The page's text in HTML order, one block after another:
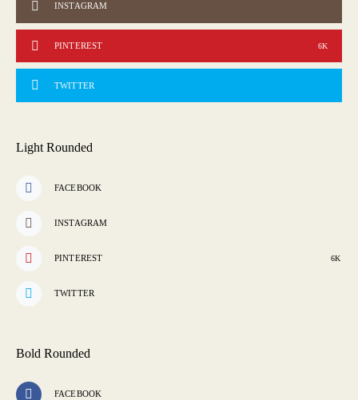
INSTAGRAM
PINTEREST 6K
TWITTER
Light Rounded
FACEBOOK
INSTAGRAM
PINTEREST 6K
TWITTER
Bold Rounded
FACEBOOK